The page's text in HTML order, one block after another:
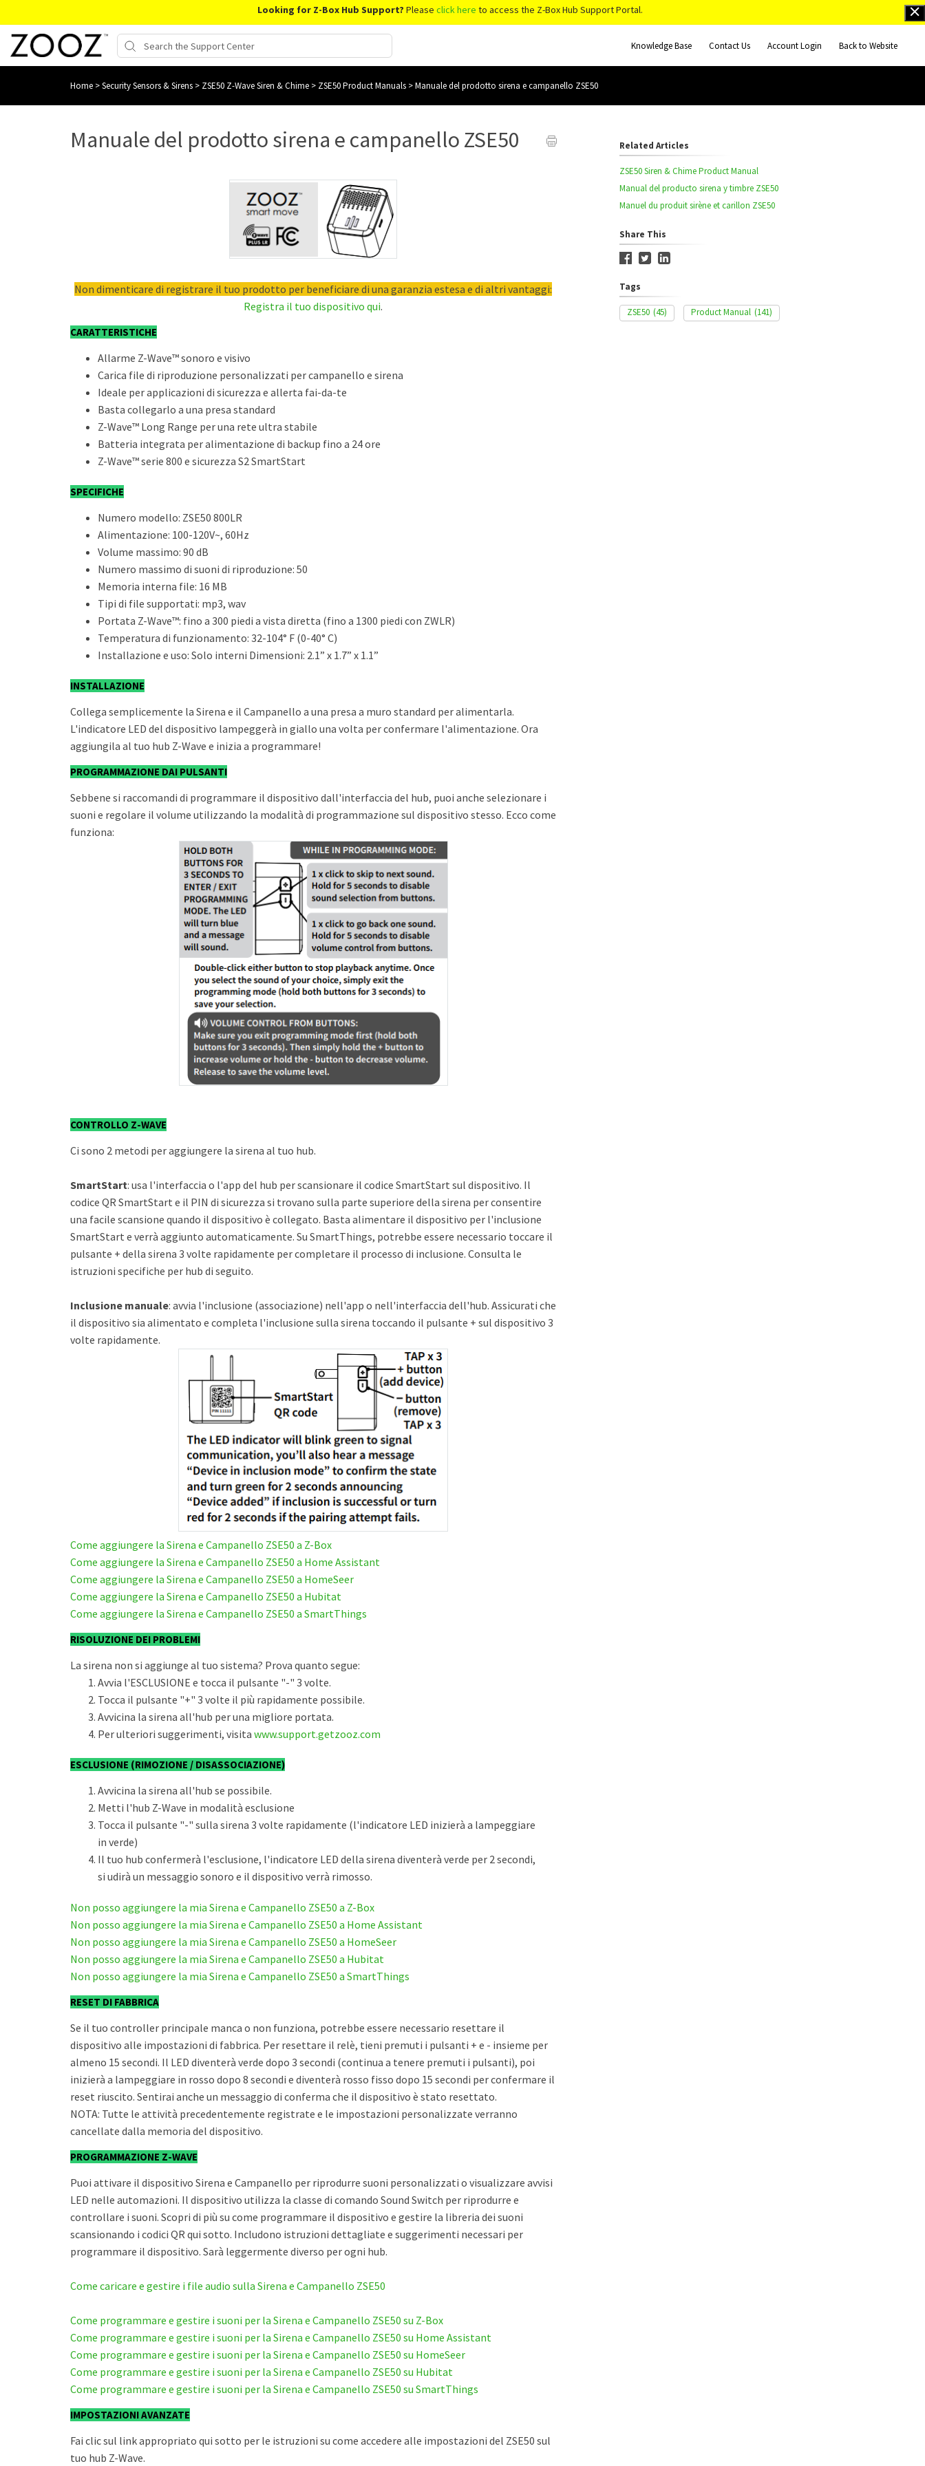
Looking for Z-Box Hub Support? Please click here to access the Z-Box Hub Support Portal.
Knowledge Base Contact Us Account Login Back to Website
Home >Security Sensors & Sirens > ZSE50 Z-Wave Siren & Chime > ZSE50 Product Manuals >Manuale del prodotto sirena e campanello ZSE50
Manuale del prodotto sirena e campanello ZSE50
Non dimenticare di registrare il tuo prodotto per beneficiare di una garanzia estesa e di altri vantaggi:
Registra il tuo dispositivo qui.
CARATTERISTICHE
Allarme Z-Wave™ sonoro e visivo
Carica file di riproduzione personalizzati per campanello e sirena
Ideale per applicazioni di sicurezza e allerta fai-da-te
Basta collegarlo a una presa standard
Z-Wave™ Long Range per una rete ultra stabile
Batteria integrata per alimentazione di backup fino a 24 ore
Z-Wave™ serie 800 e sicurezza S2 SmartStart
SPECIFICHE
Numero modello: ZSE50 800LR
Alimentazione: 100-120V~, 60Hz
Volume massimo: 90 dB
Numero massimo di suoni di riproduzione: 50
Memoria interna file: 16 MB
Tipi di file supportati: mp3, wav
Portata Z-Wave™: fino a 300 piedi a vista diretta (fino a 1300 piedi con ZWLR)
Temperatura di funzionamento: 32-104° F (0-40° C)
Installazione e uso: Solo interni Dimensioni: 2.1” x 1.7” x 1.1”
INSTALLAZIONE
Collega semplicemente la Sirena e il Campanello a una presa a muro standard per alimentarla.
L'indicatore LED del dispositivo lampeggerà in giallo una volta per confermare l'alimentazione. Ora
aggiungila al tuo hub Z-Wave e inizia a programmare!
PROGRAMMAZIONE DAI PULSANTI
Sebbene si raccomandi di programmare il dispositivo dall'interfaccia del hub, puoi anche selezionare i
suoni e regolare il volume utilizzando la modalità di programmazione sul dispositivo stesso. Ecco come
funziona:
CONTROLLO Z-WAVE
Ci sono 2 metodi per aggiungere la sirena al tuo hub.
SmartStart: usa l'interfaccia o l'app del hub per scansionare il codice SmartStart sul dispositivo. Il
codice QR SmartStart e il PIN di sicurezza si trovano sulla parte superiore della sirena per consentire
una facile scansione quando il dispositivo è collegato. Basta alimentare il dispositivo per l'inclusione
SmartStart e verrà aggiunto automaticamente. Su SmartThings, potrebbe essere necessario toccare il
pulsante + della sirena 3 volte rapidamente per completare il processo di inclusione. Consulta le
istruzioni specifiche per hub di seguito.
Inclusione manuale: avvia l'inclusione (associazione) nell'app o nell'interfaccia dell'hub. Assicurati che
il dispositivo sia alimentato e completa l'inclusione sulla sirena toccando il pulsante + sul dispositivo 3
volte rapidamente.
Come aggiungere la Sirena e Campanello ZSE50 a Z-Box
Come aggiungere la Sirena e Campanello ZSE50 a Home Assistant
Come aggiungere la Sirena e Campanello ZSE50 a HomeSeer
Come aggiungere la Sirena e Campanello ZSE50 a Hubitat
Come aggiungere la Sirena e Campanello ZSE50 a SmartThings
RISOLUZIONE DEI PROBLEMI
La sirena non si aggiunge al tuo sistema? Prova quanto segue:
Avvia l'ESCLUSIONE e tocca il pulsante "-" 3 volte.
Tocca il pulsante "+" 3 volte il più rapidamente possibile.
Avvicina la sirena all'hub per una migliore portata.
Per ulteriori suggerimenti, visita www.support.getzooz.com
ESCLUSIONE (RIMOZIONE / DISASSOCIAZIONE)
Avvicina la sirena all'hub se possibile.
Metti l'hub Z-Wave in modalità esclusione
Tocca il pulsante "-" sulla sirena 3 volte rapidamente (l'indicatore LED inizierà a lampeggiare
in verde)
Il tuo hub confermerà l'esclusione, l'indicatore LED della sirena diventerà verde per 2 secondi,
si udirà un messaggio sonoro e il dispositivo verrà rimosso.
Non posso aggiungere la mia Sirena e Campanello ZSE50 a Z-Box
Non posso aggiungere la mia Sirena e Campanello ZSE50 a Home Assistant
Non posso aggiungere la mia Sirena e Campanello ZSE50 a HomeSeer
Non posso aggiungere la mia Sirena e Campanello ZSE50 a Hubitat
Non posso aggiungere la mia Sirena e Campanello ZSE50 a SmartThings
RESET DI FABBRICA
Se il tuo controller principale manca o non funziona, potrebbe essere necessario resettare il
dispositivo alle impostazioni di fabbrica. Per resettare il relè, tieni premuti i pulsanti + e - insieme per
almeno 15 secondi. Il LED diventerà verde dopo 3 secondi (continua a tenere premuti i pulsanti), poi
inizierà a lampeggiare in rosso dopo 8 secondi e diventerà rosso fisso dopo 15 secondi per confermare il
reset riuscito. Sentirai anche un messaggio di conferma che il dispositivo è stato resettato.
NOTA: Tutte le attività precedentemente registrate e le impostazioni personalizzate verranno
cancellate dalla memoria del dispositivo.
PROGRAMMAZIONE Z-WAVE
Puoi attivare il dispositivo Sirena e Campanello per riprodurre suoni personalizzati o visualizzare avvisi
LED nelle automazioni. Il dispositivo utilizza la classe di comando Sound Switch per riprodurre e
controllare i suoni. Scopri di più su come programmare il dispositivo e gestire la libreria dei suoni
scansionando i codici QR qui sotto. Includono istruzioni dettagliate e suggerimenti necessari per
programmare il dispositivo. Sarà leggermente diverso per ogni hub.
Come caricare e gestire i file audio sulla Sirena e Campanello ZSE50
Come programmare e gestire i suoni per la Sirena e Campanello ZSE50 su Z-Box
Come programmare e gestire i suoni per la Sirena e Campanello ZSE50 su Home Assistant
Come programmare e gestire i suoni per la Sirena e Campanello ZSE50 su HomeSeer
Come programmare e gestire i suoni per la Sirena e Campanello ZSE50 su Hubitat
Come programmare e gestire i suoni per la Sirena e Campanello ZSE50 su SmartThings
IMPOSTAZIONI AVANZATE
Fai clic sul link appropriato qui sotto per le istruzioni su come accedere alle impostazioni del ZSE50 sul
tuo hub Z-Wave.
Related Articles
ZSE50 Siren & Chime Product Manual
Manual del producto sirena y timbre ZSE50
Manuel du produit sirène et carillon ZSE50
Share This
Tags
ZSE50 (45) Product Manual (141)